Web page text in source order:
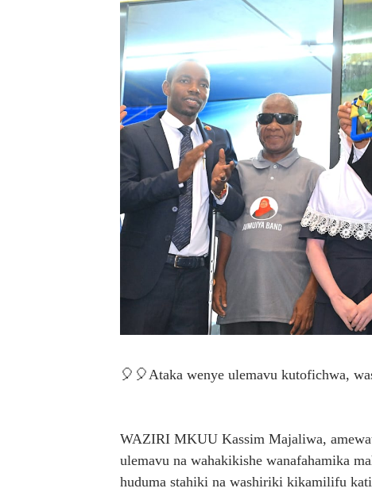
Mkurugenzi Green Acres
MWANRI APOKELEWA
UKAGUZI WA MIGODI
MHE. CHANDE AIPONGEZA
NAIBU WAZIRI CHANDE
TBS YAHIMIZA
WMA YAWAFUNDISHA
TBS YAWAHIMIZA
NAIBU KATIBU MKUU UJENZI
DKT. MSONDE: TBA NI
Waziri Kabudi: Kilosa
MHE. MAHUNDI ASHIRIKI
KAULIMBIU YA PSSSF YA
🎈🎈Ataka wenye ulemavu kutofichwa,
WAZIRI MKUU Kassim Majaliwa,
ulemavu na wahakikishe wanafahamika
huduma stahiki na washiriki kikamilifu